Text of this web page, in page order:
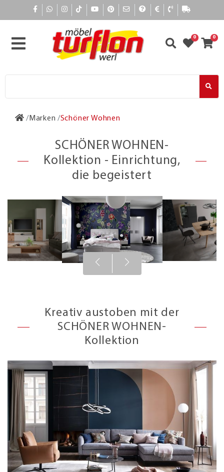
0 0
Marken Schöner Wohnen
SCHÖNER WOHNEN-
Kollektion - Einrichtung,
die begeistert
Kreativ austoben mit der
SCHÖNER WOHNEN-
Kollektion